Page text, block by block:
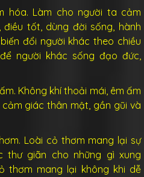
hóa. Làm cho người ta cảm
điều tốt, dùng đời sống, hành
đổi người khác theo chiều
người khác sống đạo đức,
Không khí thoải mái, êm ấm
giác thân mật, gần gũi và
Loài cỏ thơm mang lại sự
thư giãn cho những gì xung
thơm mang lại không khi dễ